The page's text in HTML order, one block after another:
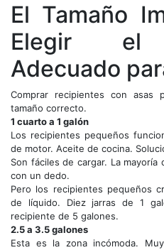
El Tamaño
Elegir el
Adecuado
Comprar recipientes con asas
tamaño correcto.
1 cuarto a 1 galón
Los recipientes pequeños
de motor. Aceite de cocina.
Son fáciles de cargar. La
con un dedo.
Pero los recipientes pequeños
de líquido. Diez jarras de 1
recipiente de 5 galones.
2.5 a 3.5 galones
Esta es la zona incómoda.